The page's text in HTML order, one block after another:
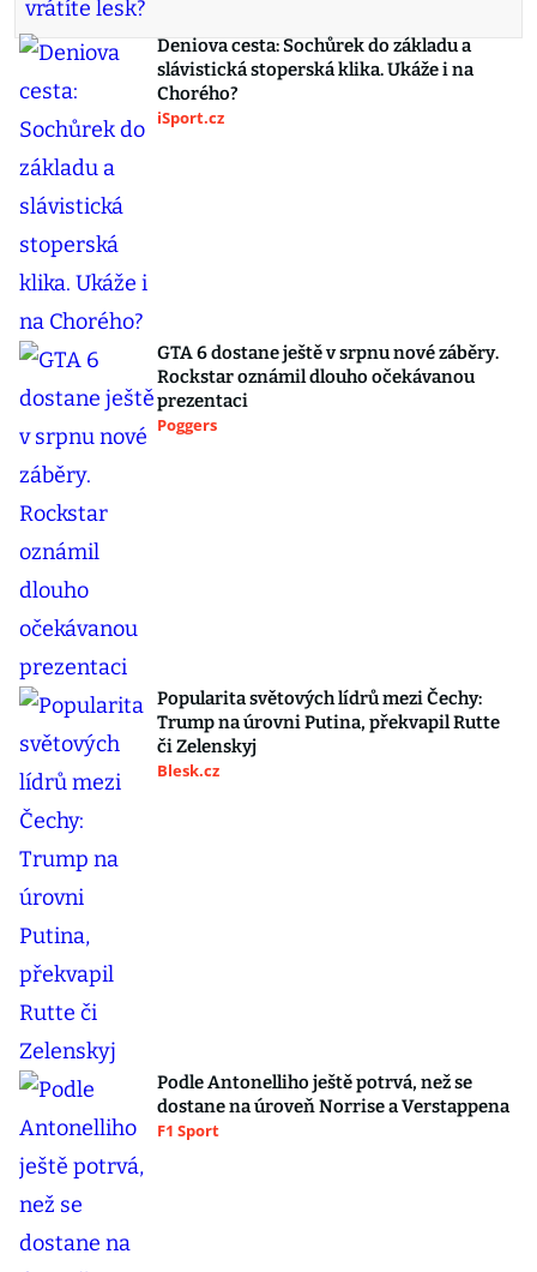
Deniova cesta: Sochůrek do základu a
slávistická stoperská klika. Ukáže i na
Chorého?
iSport.cz
GTA 6 dostane ještě v srpnu nové záběry.
Rockstar oznámil dlouho očekávanou
prezentaci
Poggers
Popularita světových lídrů mezi Čechy:
Trump na úrovni Putina, překvapil Rutte
či Zelenskyj
Blesk.cz
Podle Antonelliho ještě potrvá, než se
dostane na úroveň Norrise a Verstappena
F1 Sport